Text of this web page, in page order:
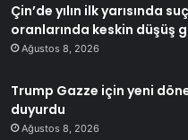
Çin’de yılın ilk yarısında suç
oranlarında keskin düşüş
Ağustos 8, 2026
Trump Gazze için yeni
duyurdu
Ağustos 8, 2026